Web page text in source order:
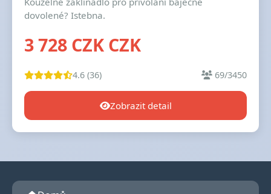
dovolené? Istebna.
3 728 CZK CZK
4.6 (36) 69/3450
Zobrazit detail